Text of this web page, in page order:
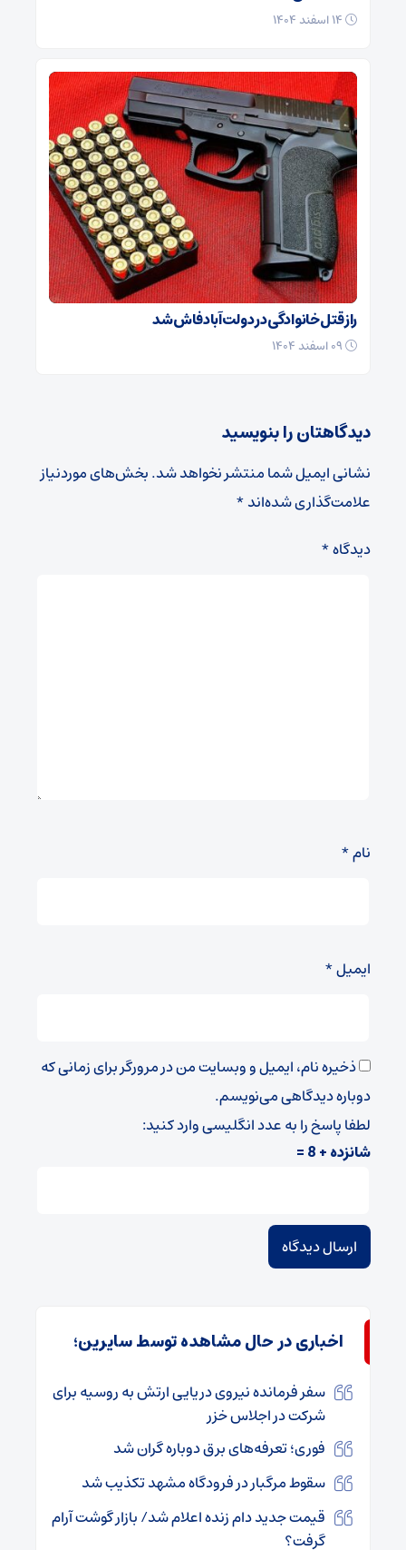
راز قتل خانوادگی در دولت‌آباد فاش شد
دیدگاهتان را بنویسید
نشانی ایمیل شما منتشر نخواهد شد.بخش‌های موردنیاز
علامت‌گذاری شده‌اند*
دیدگاه*
نام*
ایمیل*
ذخیره نام، ایمیل و وبسایت من در مرورگر برای زمانی که
دوباره دیدگاهی می‌نویسم.
لطفا پاسخ را به عدد انگلیسی وارد کنید:
شانزده + 8 =
اخباری در حال مشاهده توسط سایرین؛
سفر فرمانده نیروی دریایی ارتش به روسیه برای
شرکت در اجلاس خزر
فوری؛ تعرفه‌های برق دوباره گران شد
سقوط مرگبار در فرودگاه مشهد تکذیب شد
قیمت جدید دام زنده اعلام شد/ بازار گوشت آرام
گرفت؟